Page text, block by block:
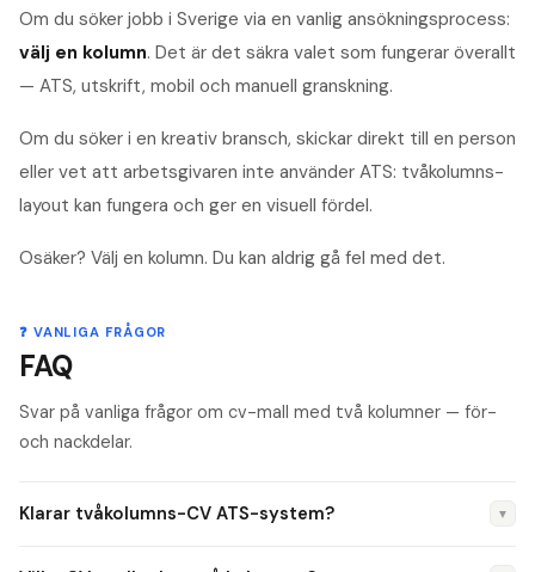
Om du söker jobb i Sverige via en vanlig ansökningsprocess:
välj en kolumn. Det är det säkra valet som fungerar överallt
— ATS, utskrift, mobil och manuell granskning.
Om du söker i en kreativ bransch, skickar direkt till en person
eller vet att arbetsgivaren inte använder ATS: tvåkolumns-
layout kan fungera och ger en visuell fördel.
Osäker? Välj en kolumn. Du kan aldrig gå fel med det.
❓ VANLIGA FRÅGOR
FAQ
Svar på vanliga frågor om cv-mall med två kolumner — för-
och nackdelar.
Klarar tvåkolumns-CV ATS-system? ▼